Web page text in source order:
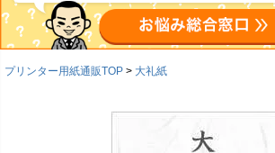
プリンター用紙通販TOP 大礼紙